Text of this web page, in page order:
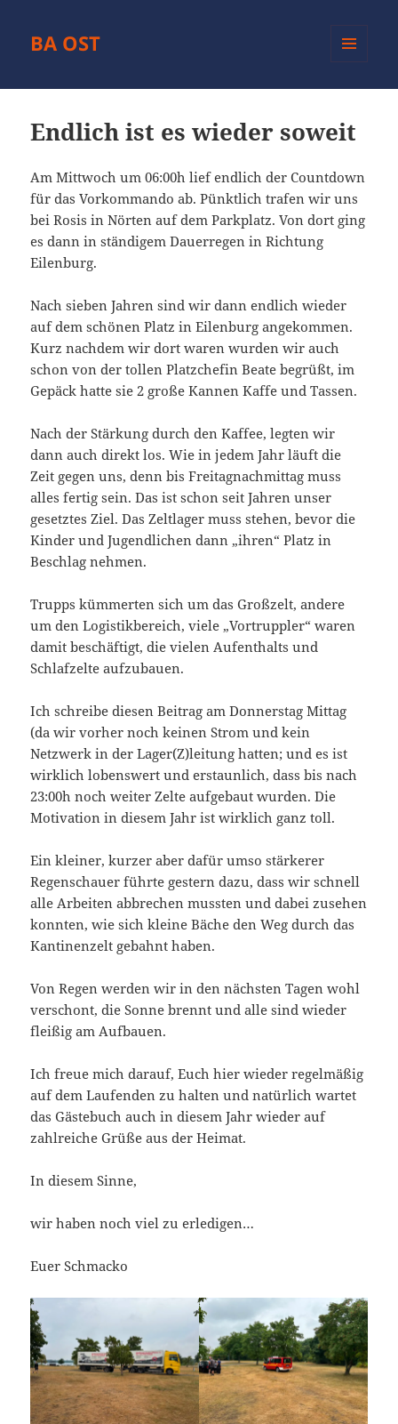
BA OST
Endlich ist es wieder soweit
Am Mittwoch um 06:00h lief endlich der Countdown
für das Vorkommando ab. Pünktlich trafen wir uns
bei Rosis in Nörten auf dem Parkplatz. Von dort ging
es dann in ständigem Dauerregen in Richtung
Eilenburg.
Nach sieben Jahren sind wir dann endlich wieder
auf dem schönen Platz in Eilenburg angekommen.
Kurz nachdem wir dort waren wurden wir auch
schon von der tollen Platzchefin Beate begrüßt, im
Gepäck hatte sie 2 große Kannen Kaffe und Tassen.
Nach der Stärkung durch den Kaffee, legten wir
dann auch direkt los. Wie in jedem Jahr läuft die
Zeit gegen uns, denn bis Freitagnachmittag muss
alles fertig sein. Das ist schon seit Jahren unser
gesetztes Ziel. Das Zeltlager muss stehen, bevor die
Kinder und Jugendlichen dann „ihren“ Platz in
Beschlag nehmen.
Trupps kümmerten sich um das Großzelt, andere
um den Logistikbereich, viele „Vortruppler“ waren
damit beschäftigt, die vielen Aufenthalts und
Schlafzelte aufzubauen.
Ich schreibe diesen Beitrag am Donnerstag Mittag
(da wir vorher noch keinen Strom und kein
Netzwerk in der Lager(Z)leitung hatten; und es ist
wirklich lobenswert und erstaunlich, dass bis nach
23:00h noch weiter Zelte aufgebaut wurden. Die
Motivation in diesem Jahr ist wirklich ganz toll.
Ein kleiner, kurzer aber dafür umso stärkerer
Regenschauer führte gestern dazu, dass wir schnell
alle Arbeiten abbrechen mussten und dabei zusehen
konnten, wie sich kleine Bäche den Weg durch das
Kantinenzelt gebahnt haben.
Von Regen werden wir in den nächsten Tagen wohl
verschont, die Sonne brennt und alle sind wieder
fleißig am Aufbauen.
Ich freue mich darauf, Euch hier wieder regelmäßig
auf dem Laufenden zu halten und natürlich wartet
das Gästebuch auch in diesem Jahr wieder auf
zahlreiche Grüße aus der Heimat.
In diesem Sinne,
wir haben noch viel zu erledigen…
Euer Schmacko